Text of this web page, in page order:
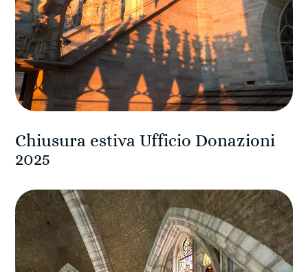
Chiusura estiva Ufficio Donazioni
2025